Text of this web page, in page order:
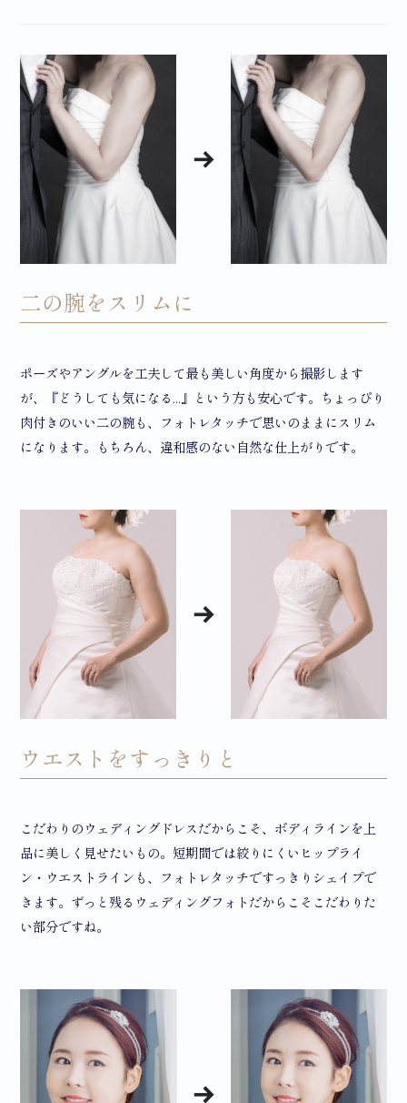
二の腕をスリムに
ポーズやアングルを工夫して最も美しい角度から撮影します
が、『どうしても気になる...』という方も安心です。ちょっぴり
肉付きのいい二の腕も、フォトレタッチで思いのままにスリム
になります。もちろん、違和感のない自然な仕上がりです。
ウエストをすっきりと
こだわりのウェディングドレスだからこそ、ボディラインを上
品に美しく見せたいもの。短期間では絞りにくいヒップライ
ン・ウエストラインも、フォトレタッチですっきりシェイプで
きます。ずっと残るウェディングフォトだからこそこだわりた
い部分ですね。